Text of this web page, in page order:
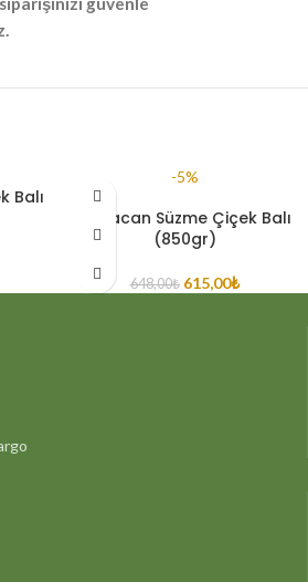
Balı
-5%
Doğacan Süzme Çiçek Balı
(850gr)
648,00₺ 615,00₺